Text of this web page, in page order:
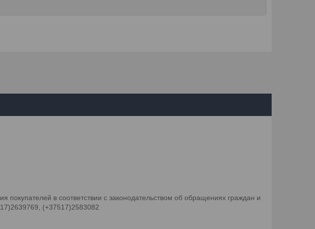
в соответствии с законодательством об обращениях граждан и
(+37517)2583082